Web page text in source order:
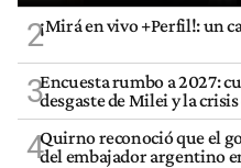
2¡Mirá en vivo +Perfil!: un
3Encuesta rumbo a 2027:
desgaste de Milei y la
4Quirno reconoció que el
del embajador argentino